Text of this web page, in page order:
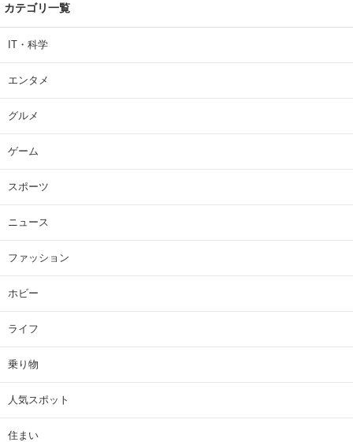
カテゴリ一覧
IT・科学
エンタメ
グルメ
ゲーム
スポーツ
ニュース
ファッション
ホビー
ライフ
乗り物
人気スポット
住まい